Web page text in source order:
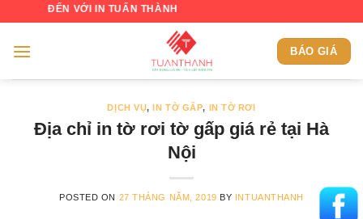
content
VỚI IN TUẤN THÀNH
BÁO GIÁ
DỊCH VỤ,IN TỜ GẤP, IN TỜ RƠI
Địa chỉ in tờ rơi tờ gấp giá rẻ tại Hà
Nội
POSTED ON 27 THÁNG NĂM, 2019 BY INTUANTHANH